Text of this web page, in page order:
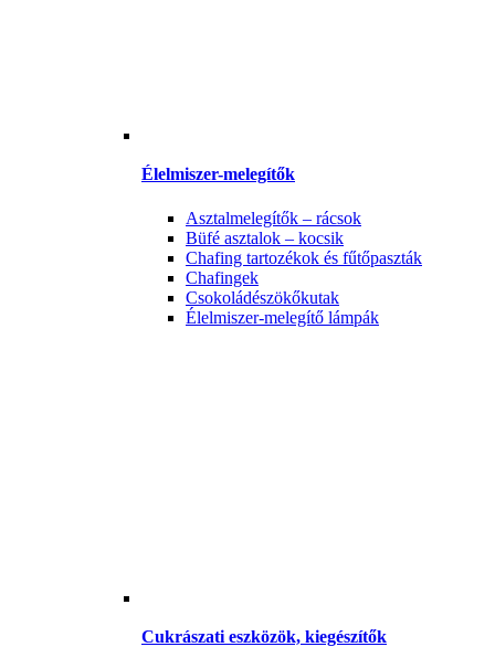
Élelmiszer-melegítők
Asztalmelegítők – rácsok
Büfé asztalok – kocsik
Chafing tartozékok és fűtőpaszták
Chafingek
Csokoládészökőkutak
Élelmiszer-melegítő lámpák
Cukrászati eszközök, kiegészítők